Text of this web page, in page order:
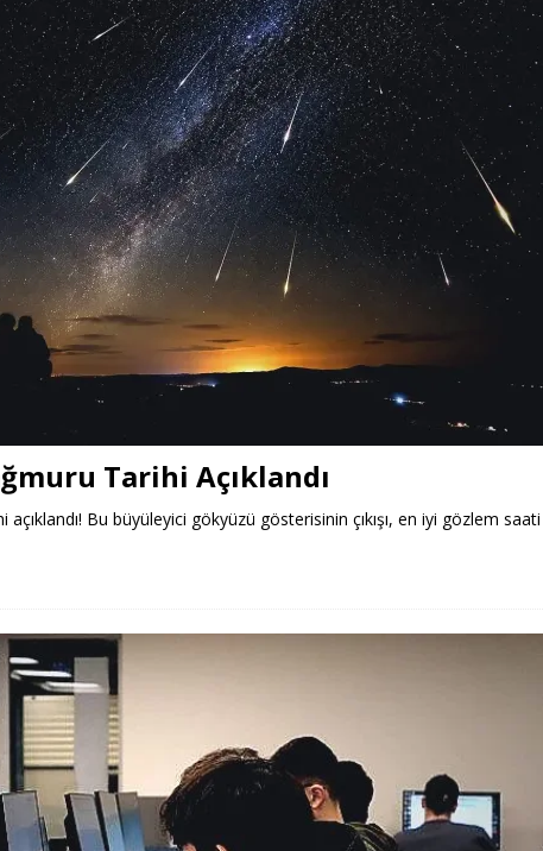
Tarihi Açıklandı
Bu büyüleyici gökyüzü gösterisinin çıkışı, en iyi gözlem saati